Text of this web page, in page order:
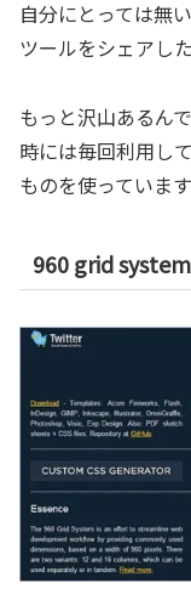
自分にとっては無
ツールをシェアし
もっと沢山あるん
時には毎回利用し
ものを使っています
960 grid system